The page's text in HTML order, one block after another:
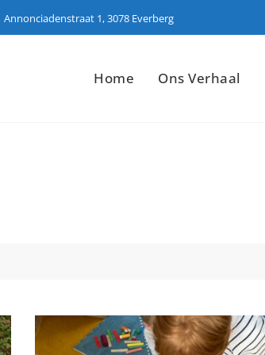
Annonciadenstraat 1, 3078 Everberg
Home Ons Verhaal